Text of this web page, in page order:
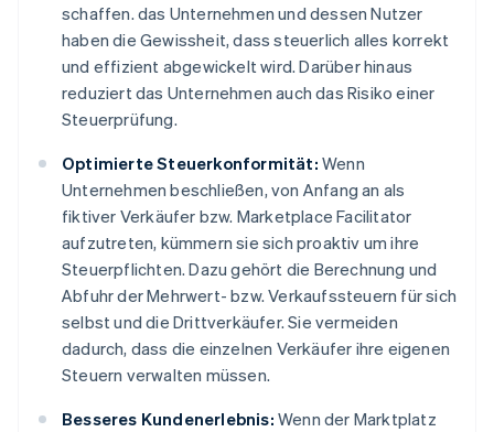
schaffen. das Unternehmen und dessen Nutzer
haben die Gewissheit, dass steuerlich alles korrekt
und effizient abgewickelt wird. Darüber hinaus
reduziert das Unternehmen auch das Risiko einer
Steuerprüfung.
Optimierte Steuerkonformität: Wenn
Unternehmen beschließen, von Anfang an als
fiktiver Verkäufer bzw. Marketplace Facilitator
aufzutreten, kümmern sie sich proaktiv um ihre
Steuerpflichten. Dazu gehört die Berechnung und
Abfuhr der Mehrwert- bzw. Verkaufssteuern für sich
selbst und die Drittverkäufer. Sie vermeiden
dadurch, dass die einzelnen Verkäufer ihre eigenen
Steuern verwalten müssen.
Besseres Kundenerlebnis: Wenn der Marktplatz